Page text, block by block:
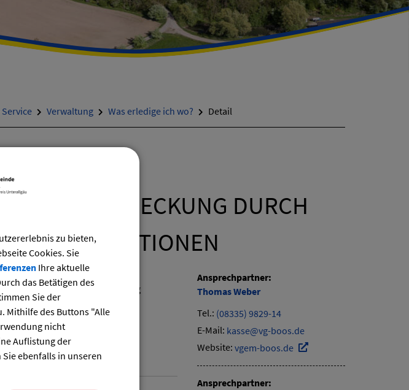
Verwaltung Was erledige ich wo? Detail
VOLLSTRECKUNG DURCH
INFORMATIONEN
sind rechtzeitig und vollständig
überwachen.
Ansprechpartner:
ThomasWeber
Tel.: (08335) 9829-14
E-Mail: kasse@vg-boos.de
Website: vgem-boos.de
Ansprechpartner:
zu bieten,
Cookies. Sie
Ihre aktuelle
das Betätigen des
Sie der
Mithilfe des Buttons "Alle
nicht
Auflistung der
ebenfalls in unseren